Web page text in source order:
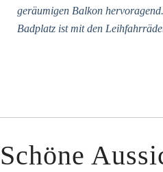
geräumigen Balkon
Badplatz ist mit den
Schöne